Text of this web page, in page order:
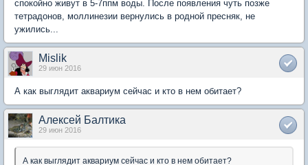
спокойно живут в 5-7ппм воды. После появления чуть позже
тетрадонов, моллинезии вернулись в родной пресняк, не
ужились...
Mislik
29 июн 2016
А как выглядит аквариум сейчас и кто в нем обитает?
Алексей Балтика
29 июн 2016
А как выглядит аквариум сейчас и кто в нем обитает?